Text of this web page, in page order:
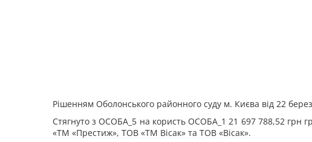
Рішенням Оболонського районного суду м. Києва від 22
Стягнуто з ОСОБА_5 на користь ОСОБА_1 21 697 788,52 грн
«ТМ «Престиж», ТОВ «ТМ Вісак» та ТОВ «Вісак».